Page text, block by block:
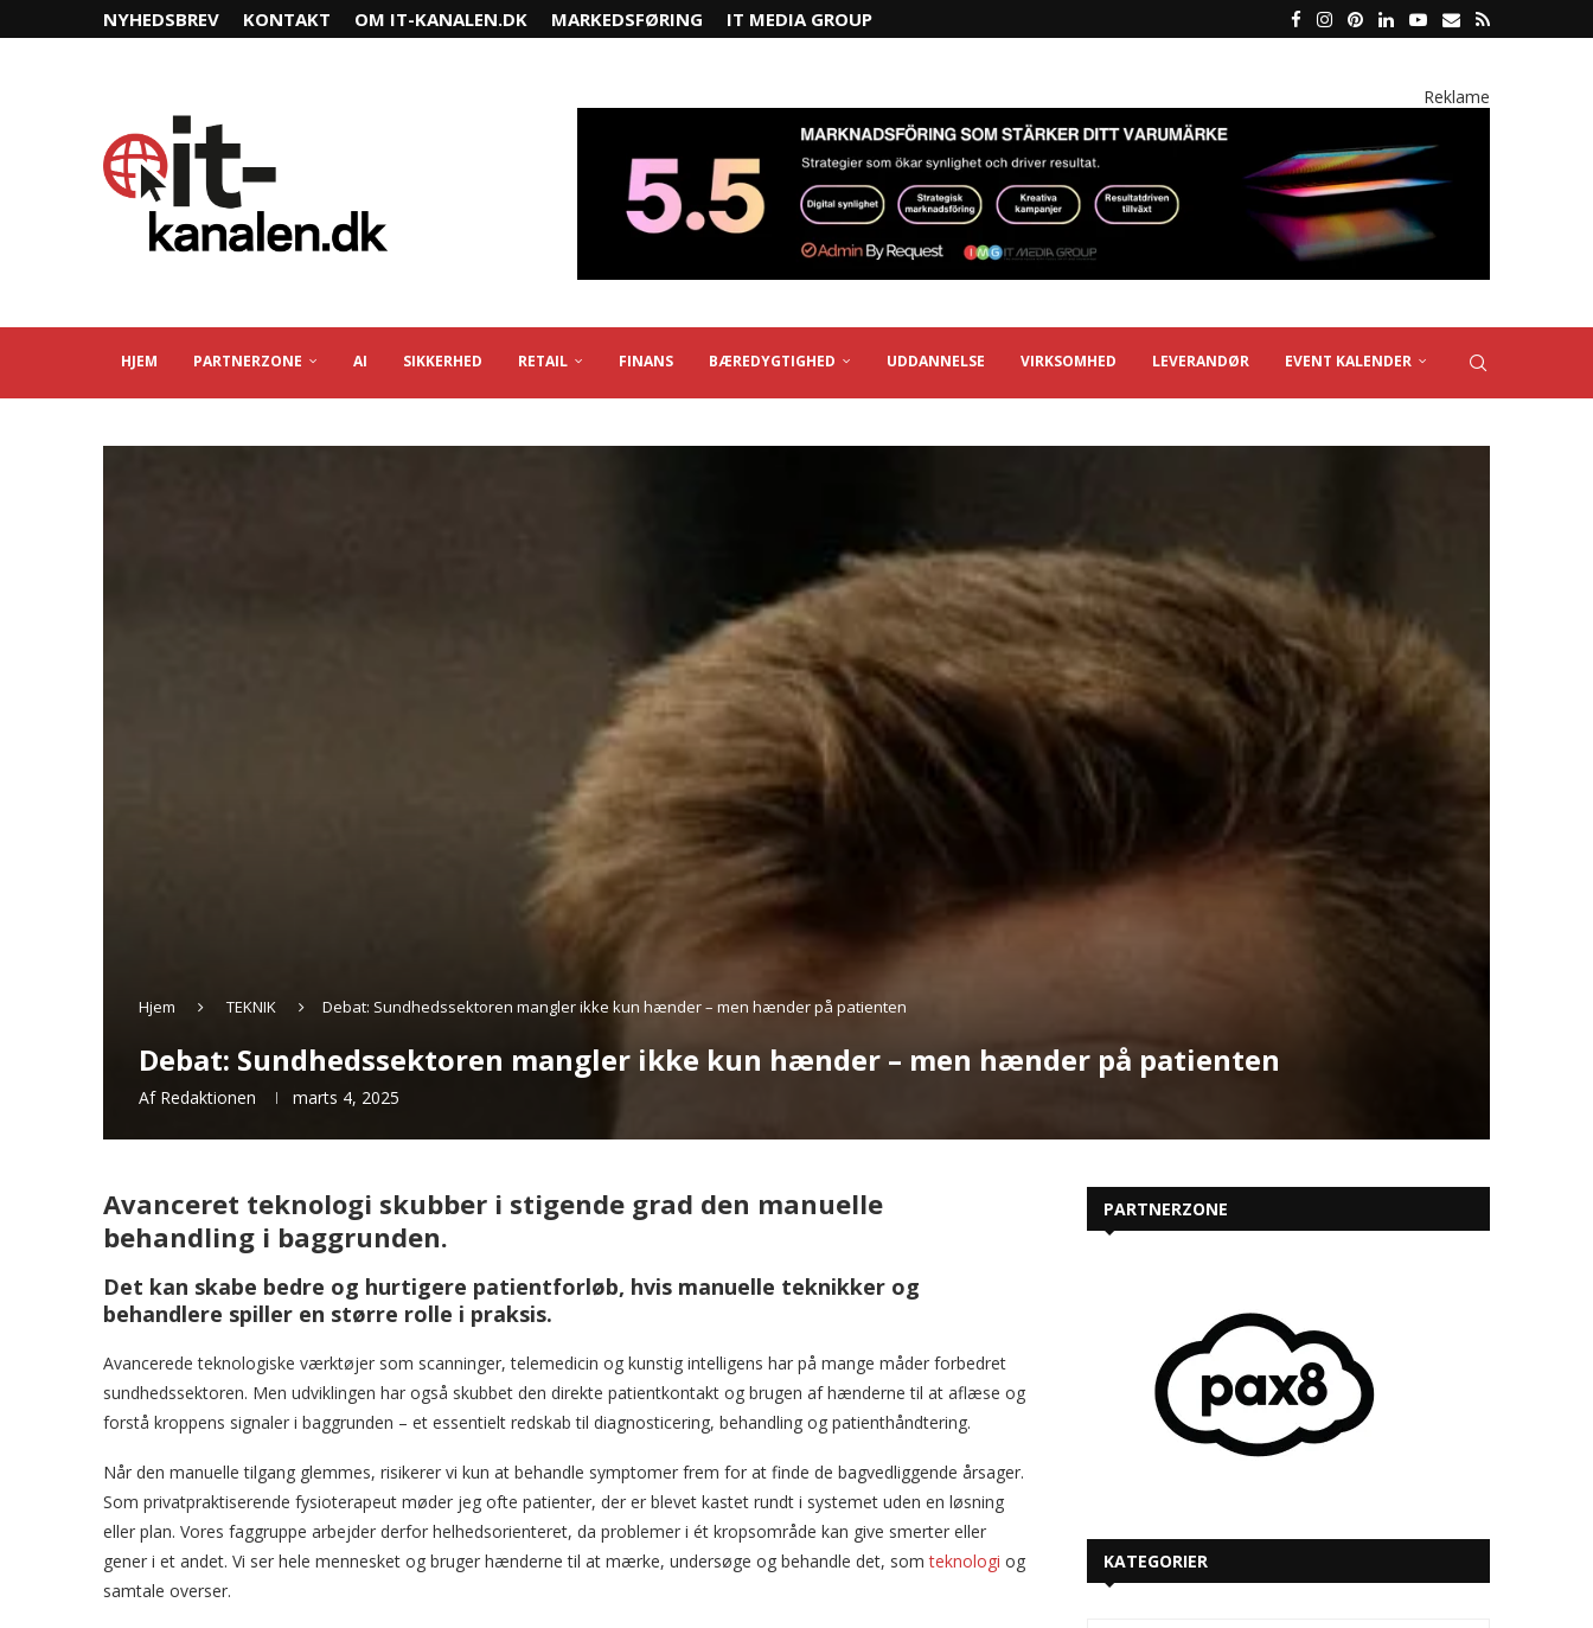
NYHEDSBREV KONTAKT OM IT-KANALEN.DK MARKEDSFØRING IT MEDIA GROUP
Reklame
HJEM PARTNERZONE AI SIKKERHED RETAIL FINANS BÆREDYGTIGHED UDDANNELSE VIRKSOMHED LEVERANDØR EVENT KALENDER
Hjem TEKNIK Debat: Sundhedssektoren mangler ikke kun hænder – men hænder på patienten
Debat: Sundhedssektoren mangler ikke kun hænder – men hænder på patienten
Af Redaktionen marts 4, 2025
Avanceret teknologi skubber i stigende grad den manuelle
behandling i baggrunden.
Det kan skabe bedre og hurtigere patientforløb, hvis manuelle teknikker og
behandlere spiller en større rolle i praksis.
Avancerede teknologiske værktøjer som scanninger, telemedicin og kunstig intelligens har på mange måder forbedret
sundhedssektoren. Men udviklingen har også skubbet den direkte patientkontakt og brugen af hænderne til at aflæse og
forstå kroppens signaler i baggrunden – et essentielt redskab til diagnosticering, behandling og patienthåndtering.
Når den manuelle tilgang glemmes, risikerer vi kun at behandle symptomer frem for at finde de bagvedliggende årsager.
Som privatpraktiserende fysioterapeut møder jeg ofte patienter, der er blevet kastet rundt i systemet uden en løsning
eller plan. Vores faggruppe arbejder derfor helhedsorienteret, da problemer i ét kropsområde kan give smerter eller
gener i et andet. Vi ser hele mennesket og bruger hænderne til at mærke, undersøge og behandle det, somteknologi og
samtale overser.
PARTNERZONE
KATEGORIER
MEST LÆSTE PÅ IT-KANALEN.DK